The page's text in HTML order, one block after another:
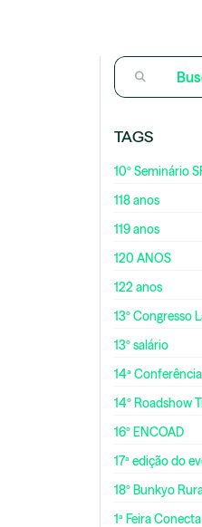
TAGS
10º Seminário
118 anos
119 anos
120 ANOS
122 anos
13º Congresso
13º salário
14ª
14º Roadshow
16º ENCOAD
17ª edição do
18º Bunkyo
1ª Feira